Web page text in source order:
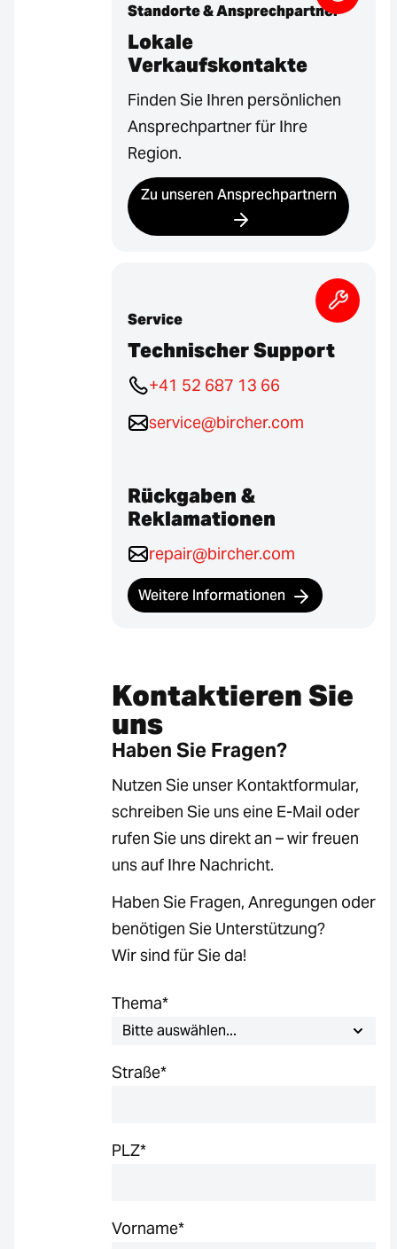
Standorte & Ansprechpartner
Lokale
Verkaufskontakte
Finden Sie Ihren persönlichen
Ansprechpartner für Ihre
Region.
Zu unseren Ansprechpartnern
Service
Technischer Support
+41 52 687 13 66
service@bircher.com
Rückgaben &
Reklamationen
repair@bircher.com
Weitere Informationen
Kontaktieren Sie
uns
Haben Sie Fragen?
Nutzen Sie unser Kontaktformular,
schreiben Sie uns eine E-Mail oder
rufen Sie uns direkt an – wir freuen
uns auf Ihre Nachricht.
Haben Sie Fragen, Anregungen oder
benötigen Sie Unterstützung?
Wir sind für Sie da!
Thema*
Straße*
PLZ*
Vorname*